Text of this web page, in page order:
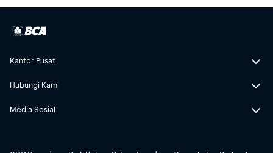
Kantor Pusat
Hubungi Kami
Media Sosial